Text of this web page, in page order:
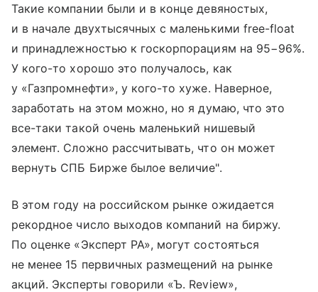
Такие компании были и в конце девяностых,
и в начале двухтысячных с маленькими free-float
и принадлежностью к госкорпорациям на 95−96%.
У кого-то хорошо это получалось, как
у «Газпромнефти», у кого-то хуже. Наверное,
заработать на этом можно, но я думаю, что это
все-таки такой очень маленький нишевый
элемент. Сложно рассчитывать, что он может
вернуть СПБ Бирже былое величие".
В этом году на российском рынке ожидается
рекордное число выходов компаний на биржу.
По оценке «Эксперт РА», могут состояться
не менее 15 первичных размещений на рынке
акций. Эксперты говорили «Ъ. Review»,